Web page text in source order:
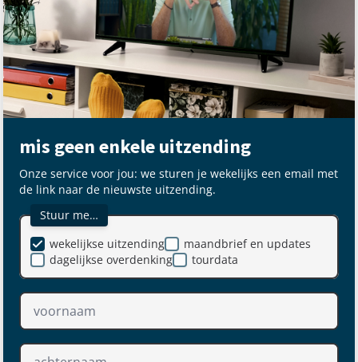
mis geen enkele uitzending
Onze service voor jou: we sturen je wekelijks een email met
de link naar de nieuwste uitzending.
Stuur me…
maandbrief en updates
dagelijkse overdenking
wekelijkse uitzending
tourdata